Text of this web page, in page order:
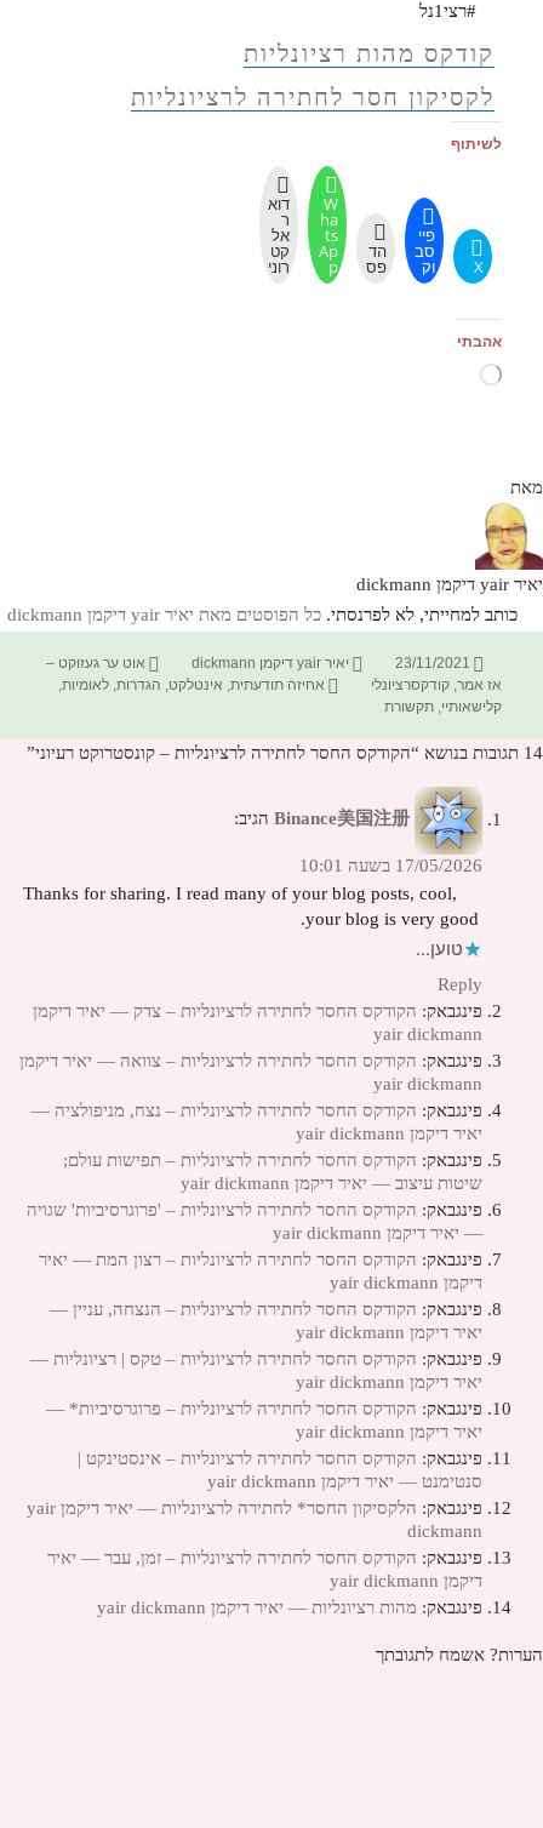
#רצי1נל
קודקס מהות רציונליות
לקסיקון חסר לחתירה לרציונליות
לשיתוף
X
פיי
סב
וק
הד
פס
W
ha
ts
Ap
p
דוא
ר
אל
קט
רוני
אהבתי
טוען...
מאת
יאיר yair דיקמן dickmann
כותב למחייתי, לא לפרנסתי. כל הפוסטים מאת יאיר yair דיקמן dickmann‏
פורסם
בתאריך
23/11/2021 מחבר
יאיר yair דיקמן dickmann קטגוריות
אוט ער געזוקט –
אז אמר,קודקסרציונלי תגיות
אחיזה תודעתית, אינטלקט, הגדרות,לאומיות,
קלישאותיי,תקשורת
14 תגובות בנושא “הקודקס החסר לחתירה לרציונליות – קונסטרוקט רעיוני”
Binance美国注册 הגיב:
17/05/2026 בשעה 10:01
Thanks for sharing. I read many of your blog posts, cool,
your blog is very good.
טוען...
Reply
פינגבאק: הקודקס החסר לחתירה לרציונליות – צדק — יאיר דיקמן
yair dickmann
פינגבאק: הקודקס החסר לחתירה לרציונליות – צוואה — יאיר דיקמן
yair dickmann
פינגבאק: הקודקס החסר לחתירה לרציונליות – נצח, מניפולציה —
יאיר דיקמן yair dickmann
פינגבאק: הקודקס החסר לחתירה לרציונליות – תפישות עולם;
שיטות עיצוב — יאיר דיקמן yair dickmann
פינגבאק: הקודקס החסר לחתירה לרציונליות – 'פרוגרסיביות' שגויה
— יאיר דיקמן yair dickmann
פינגבאק: הקודקס החסר לחתירה לרציונליות – רצון המת — יאיר
דיקמן yair dickmann
פינגבאק: הקודקס החסר לחתירה לרציונליות – הנצחה, עניין —
יאיר דיקמן yair dickmann
פינגבאק: הקודקס החסר לחתירה לרציונליות – טקס | רציונליות —
יאיר דיקמן yair dickmann
פינגבאק: הקודקס החסר לחתירה לרציונליות – פרוגרסיביות* —
יאיר דיקמן yair dickmann
פינגבאק: הקודקס החסר לחתירה לרציונליות – אינסטינקט |
סנטימנט — יאיר דיקמן yair dickmann
פינגבאק:
הלקסיקון החסר* לחתירה לרציונליות — יאיר דיקמן yair
dickmann
פינגבאק: הקודקס החסר לחתירה לרציונליות – זמן, עבר — יאיר
דיקמן yair dickmann
פינגבאק: מהות רציונליות — יאיר דיקמן yair dickmann
הערות? אשמח לתגובתך